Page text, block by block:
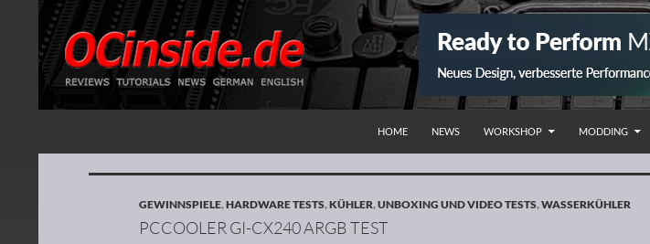
HOME
NEWS WORKSHOP MODDING
GEWINNSPIELE,HARDWARE TESTS,KÜHLER,UNBOXING UND VIDEO TESTS,WASSERKÜHLER
PCCOOLER GI-CX240 ARGB TEST